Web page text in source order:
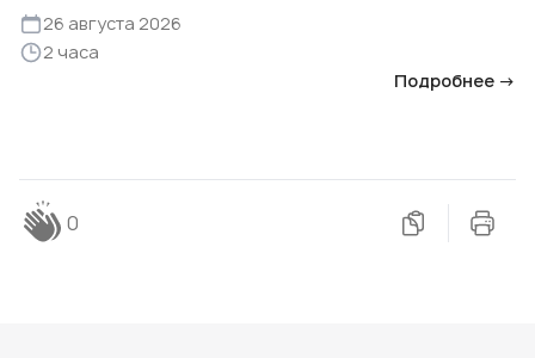
26 августа 2026
2 часа
Подробнее →
0